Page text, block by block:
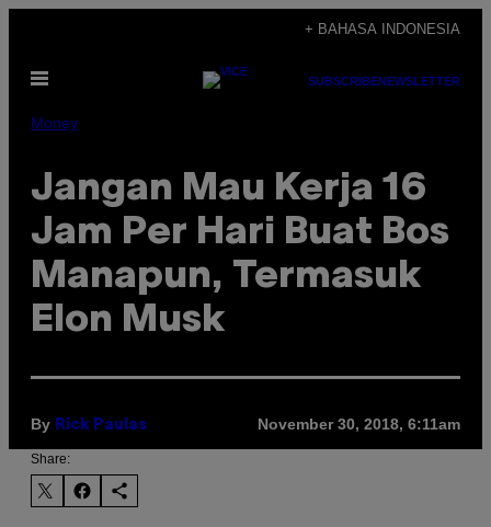
content
+ BAHASA INDONESIA
Open
SUBSCRIBENEWSLETTER
Money
Jangan Mau Kerja 16
Jam Per Hari Buat Bos
Manapun, Termasuk
Elon Musk
By Rick Paulas November 30, 2018, 6:11am
Share: